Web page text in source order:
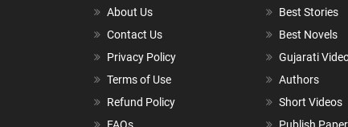
About Us
Contact Us
Privacy Policy
Terms of Use
Refund Policy
Best Stories
Best Novels
Gujarati
Authors
Short Videos